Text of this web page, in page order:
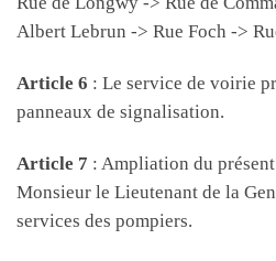
Albert Lebrun -> Rue Foch ->
Article 6 : Le service de voirie
panneaux de signalisation.
Article 7 : Ampliation du
Monsieur le Lieutenant de la
services des pompiers.